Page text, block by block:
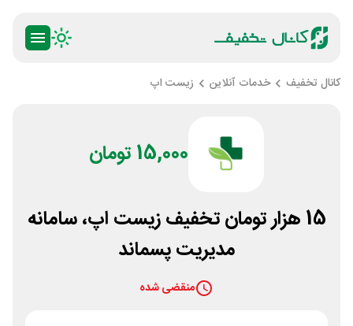
کانال تخفیف خدمات آنلاین زیست اپ
15,000 تومان
15 هزار تومان تخفیف زیست اپ، سامانه
مدیریت پسماند
منقضی شده